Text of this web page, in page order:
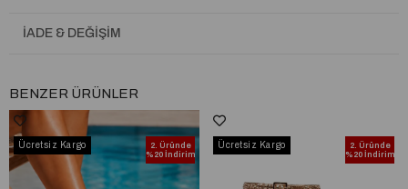
İADE & DEĞIŞIM
BENZER ÜRÜNLER
2. Üründe
%20 İndirim
Ücretsiz Kargo
2. Üründe
%20 İndirim
Ücretsiz Kargo